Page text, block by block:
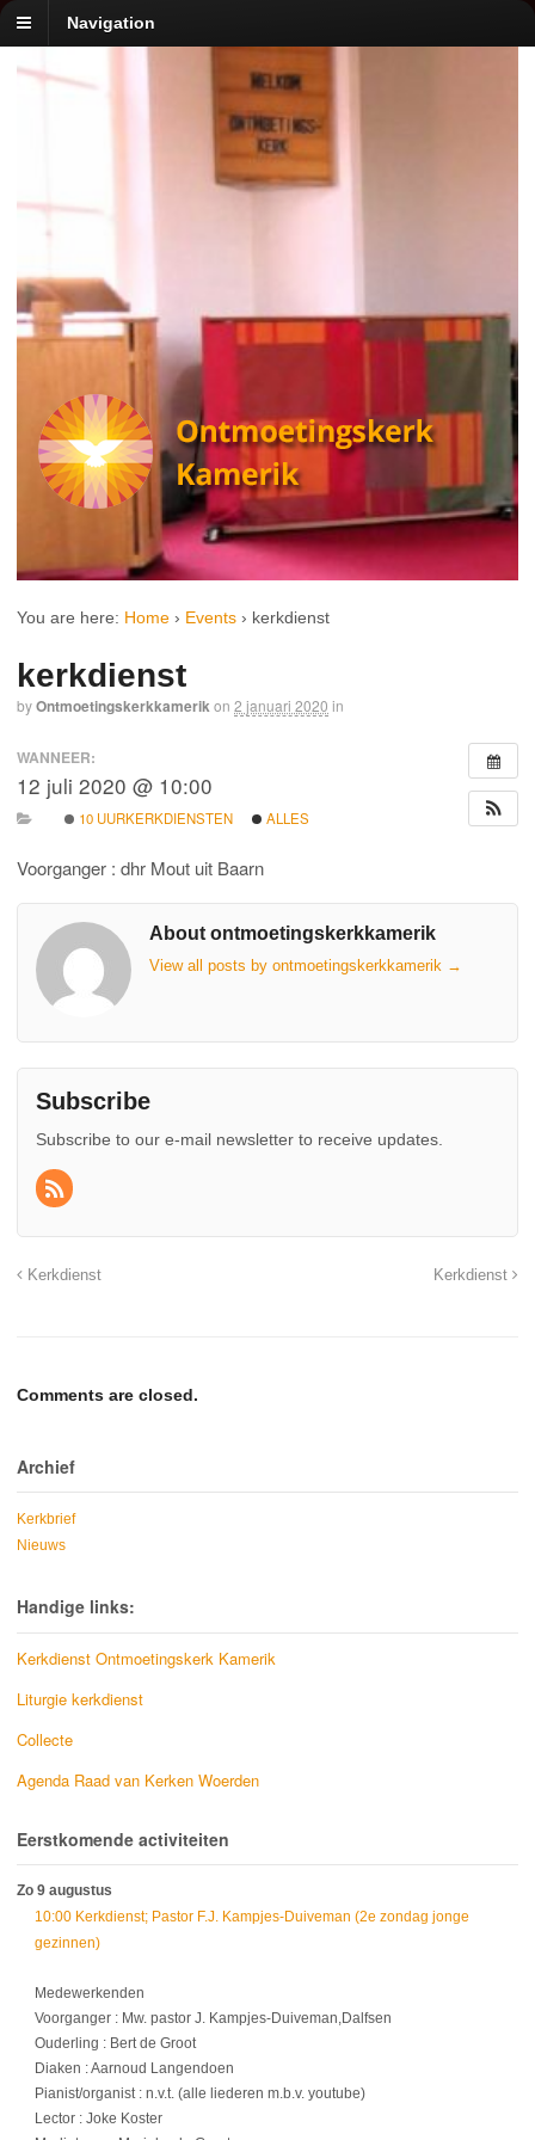
Navigation
You are here: Home › Events › kerkdienst
kerkdienst
byOntmoetingskerkkamerikon 2 januari 2020 in
WANNEER:
12 juli 2020 @ 10:00
10 UURKERKDIENSTEN ALLES
Voorganger : dhr Mout uit Baarn
About ontmoetingskerkkamerik
View all posts by ontmoetingskerkkamerik →
Subscribe
Subscribe to our e-mail newsletter to receive updates.
Kerkdienst Kerkdienst
Comments are closed.
Archief
Kerkbrief
Nieuws
Handige links:
Kerkdienst Ontmoetingskerk Kamerik
Liturgie kerkdienst
Collecte
Agenda Raad van Kerken Woerden
Eerstkomende activiteiten
Zo 9 augustus
10:00 Kerkdienst; Pastor F.J. Kampjes-Duiveman (2e zondag jonge
gezinnen)
Medewerkenden
Voorganger : Mw. pastor J. Kampjes-Duiveman,Dalfsen
Ouderling : Bert de Groot
Diaken : Aarnoud Langendoen
Pianist/organist : n.v.t. (alle liederen m.b.v. youtube)
Lector : Joke Koster